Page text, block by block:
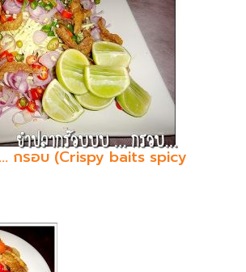
กรอบ (Crispy baits spicy